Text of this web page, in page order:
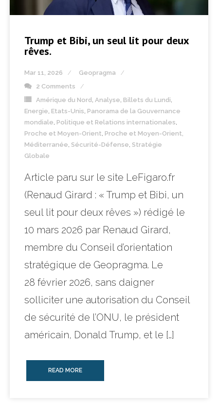
Trump et Bibi, un seul lit pour deux
rêves.
Mar 11, 2026
Geopragma
2 Comments
Amérique du Nord , Analyse, Billets du Lundi,
Energie, Etats-Unis, Panorama de la Gouvernance
mondiale, Politique et Relations internationales,
Proche et Moyen-Orient, Proche et Moyen-Orient,
Méditerranée, Sécurité-Défense, Stratégie
Globale
Article paru sur le site LeFigaro.fr
(Renaud Girard : « Trump et Bibi, un
seul lit pour deux rêves ») rédigé le
10 mars 2026 par Renaud Girard,
membre du Conseil d’orientation
stratégique de Geopragma. Le
28 février 2026, sans daigner
solliciter une autorisation du Conseil
de sécurité de l’ONU, le président
américain, Donald Trump, et le […]
READ MORE